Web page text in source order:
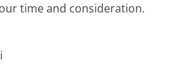
time and consideration.